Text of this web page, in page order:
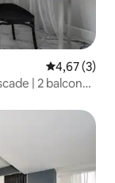
Évaluation
4,67 (3)
| 2 balcons |